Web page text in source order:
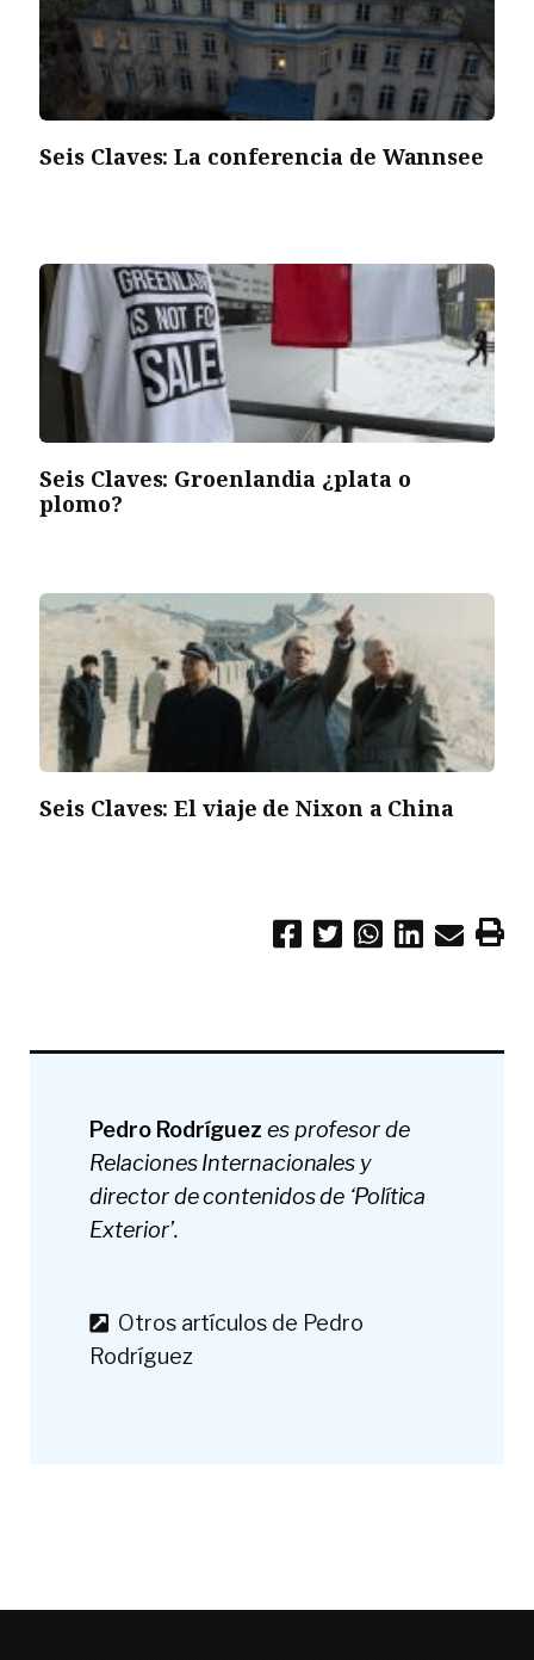
Seis Claves: La conferencia de Wannsee
Seis Claves: Groenlandia ¿plata o
plomo?
Seis Claves: El viaje de Nixon a China
Pedro Rodríguezes profesor de
Relaciones Internacionales y
director de contenidos de ‘Política
Exterior’.
Otros artículos de Pedro
Rodríguez